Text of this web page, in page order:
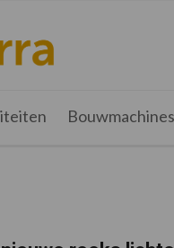
Bouwmachines